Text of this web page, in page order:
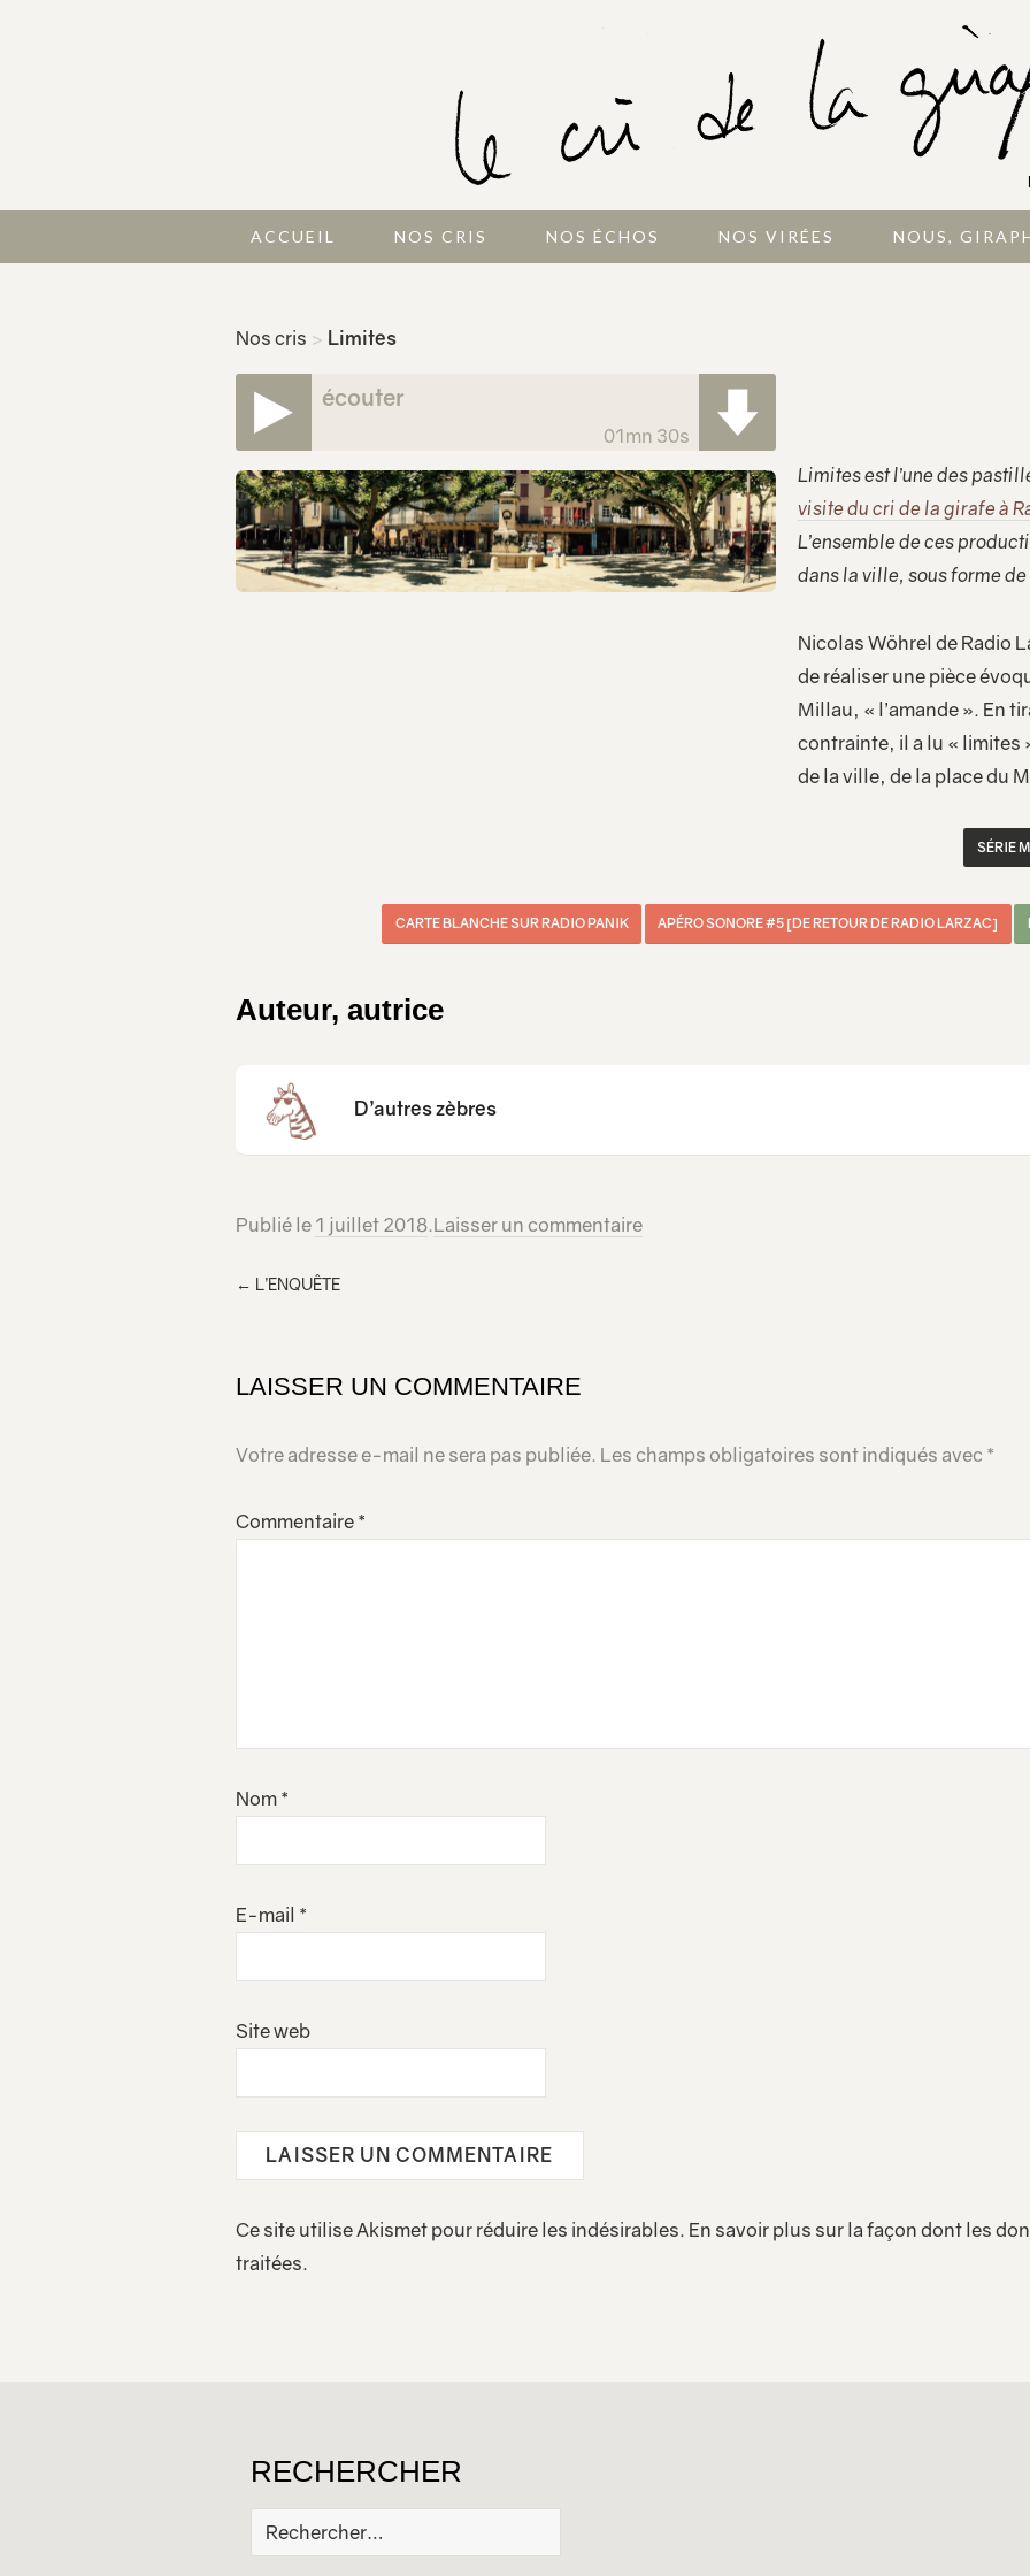
ACCUEIL NOS CRIS NOS ÉCHOS NOS VIRÉES NOUS,
Nos cris > Limites
écouter
01mn 30s
Limites est l’une des
visite du cri de la girafe à
L’ensemble de ces
dans la ville, sous forme
Nicolas Wöhrel de Radio
de réaliser une pièce
Millau, « l’amande ». En
contrainte, il a lu « limites
de la ville, de la place du
SÉRIE
APÉRO SONORE #5 [DE RETOUR DE RADIO LARZAC]
CARTE BLANCHE SUR RADIO PANIK
Auteur, autrice
D’autres zèbres
Publié le 1 juillet 2018.Laisser un commentaire
← L’ENQUÊTE
LAISSER UN COMMENTAIRE
Votre adresse e-mail ne sera pas publiée. Les champs obligatoires sont indiqués avec *
Commentaire *
Nom *
E-mail *
Site web
Ce site utilise Akismet pour réduire les indésirables. En savoir plus sur la façon dont les
traitées.
RECHERCHER
Rechercher :